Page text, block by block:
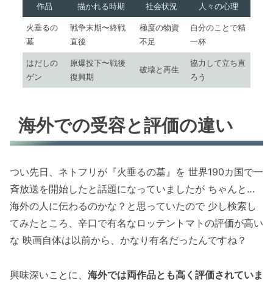
作品 描かれる時期 社会状況 人々の心理
火垂るの
墓
戦争末期〜終戦
直後
極度の物資
不足
自分のことで精
一杯
はだしの
ゲン
原爆投下〜戦後
復興期
破壊と再生
協力して立ち直
ろう
海外での受容と評価の違い
つい先日、ネトフリが『火垂るの墓』を 世界190カ国で一
斉放送を開始したと話題になっていましたが ちゃんと…
海外の人に伝わるのかな？と思っていたので 少し検索し
てみたところ、辛口で有名なロッテントマトの評価が高い
な 映画自体は以前から、かなり有名だったんですね？
興味深いことに、 海外では両作品とも高く評価されていま